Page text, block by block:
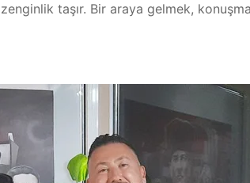
taşır. Bir araya gelmek,